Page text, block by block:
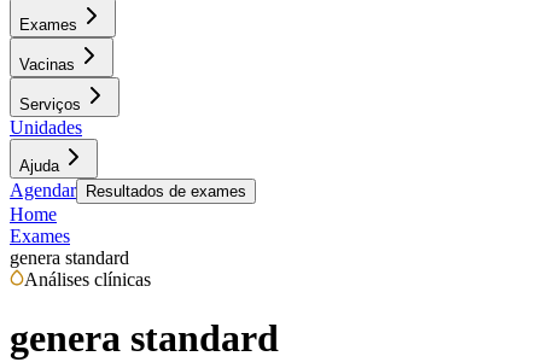
Exames
Vacinas
Serviços
Unidades
Ajuda
Agendar Resultados de exames
Home
Exames
genera standard
Análises clínicas
genera standard